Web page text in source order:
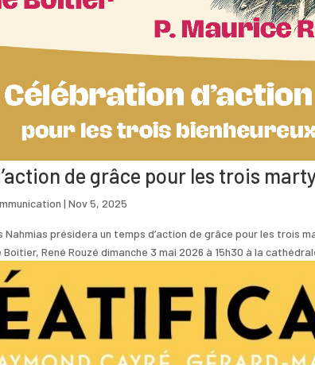
de grâce pour les trois
|Nov 5, 2025
Nahmias présidera un temps d’action de grâce pour les trois
Boitier, René Rouzé dimanche 3 mai 2026 à 15h30 à la